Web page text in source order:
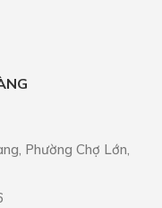
Phường Chợ Lớn,